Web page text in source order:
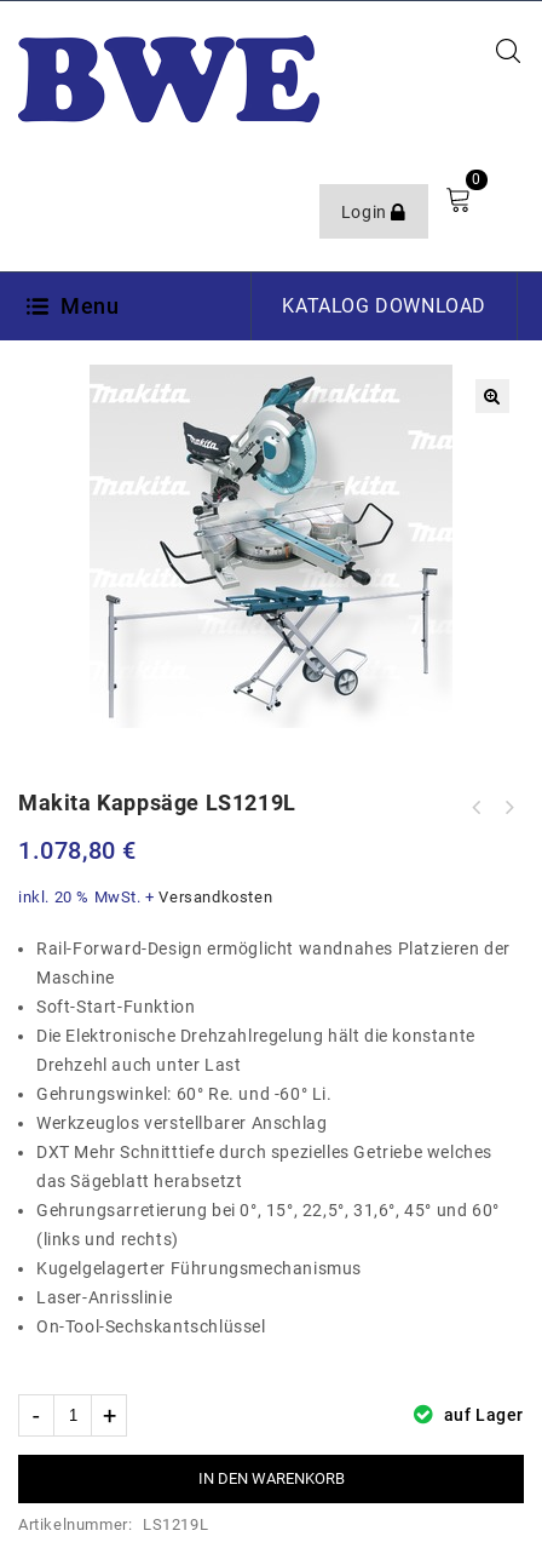
Login
0
Menu KATALOG DOWNLOAD
Makita Kappsäge LS1219L
1.078,80 €
inkl. 20 % MwSt. +Versandkosten
Rail-Forward-Design ermöglicht wandnahes Platzieren der
Maschine
Soft-Start-Funktion
Die Elektronische Drehzahlregelung hält die konstante
Drehzehl auch unter Last
Gehrungswinkel: 60° Re. und -60° Li.
Werkzeuglos verstellbarer Anschlag
DXT Mehr Schnitttiefe durch spezielles Getriebe welches
das Sägeblatt herabsetzt
Gehrungsarretierung bei 0°, 15°, 22,5°, 31,6°, 45° und 60°
(links und rechts)
Kugelgelagerter Führungsmechanismus
Laser-Anrisslinie
On-Tool-Sechskantschlüssel
auf Lager
IN DEN WARENKORB
Artikelnummer:
LS1219L